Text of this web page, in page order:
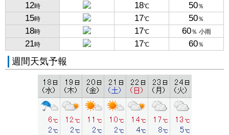
12時 18℃ 50％
15時 17℃ 50％
18時 17℃ 60％ 小雨
21時 17℃ 60％
週間天気予報